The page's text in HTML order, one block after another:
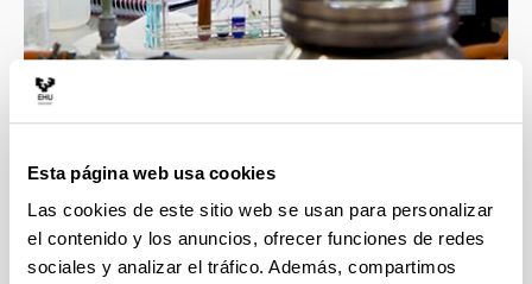
Esta página web usa cookies
Las cookies de este sitio web se usan para personalizar
el contenido y los anuncios, ofrecer funciones de redes
sociales y analizar el tráfico. Además, compartimos
Profesorado con gran calidad docente e
investigadora, esto asegura la mejor formación
en las áreas implicadas en el grado.